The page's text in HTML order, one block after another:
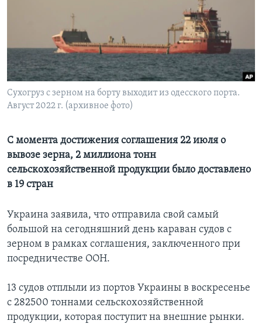
Learning English
СОЦИАЛЬНЫЕ СЕТИ
Языки
Сухогруз с зерном на борту выходит из одесского порта.
Август 2022 г. (архивное фото)
С момента достижения соглашения 22 июля о
вывозе зерна, 2 миллиона тонн
сельскохозяйственной продукции было доставлено
в 19 стран
Украина заявила, что отправила свой самый
большой на сегодняшний день караван судов с
зерном в рамках соглашения, заключенного при
посредничестве ООН.
13 судов отплыли из портов Украины в воскресенье
с 282500 тоннами сельскохозяйственной
продукции, которая поступит на внешние рынки.